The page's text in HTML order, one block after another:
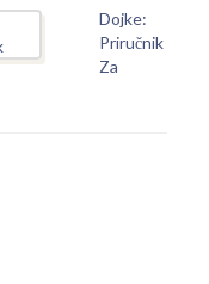
Dojke:
Priručnik
Za